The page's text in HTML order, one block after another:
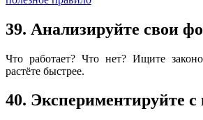
39. Анализируйте свои
Что работает? Что нет? Ищите
растёте быстрее.
40. Экспериментируйте